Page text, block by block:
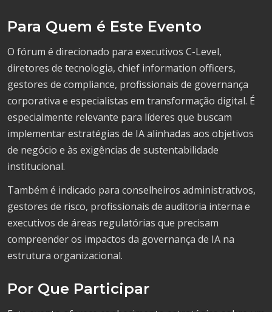
Para Quem é Este Evento
O fórum é direcionado para executivos C-Level,
diretores de tecnologia, chief information officers,
gestores de compliance, profissionais de governança
corporativa e especialistas em transformação digital. É
especialmente relevante para líderes que buscam
implementar estratégias de IA alinhadas aos objetivos
de negócio e às exigências de sustentabilidade
institucional.
Também é indicado para conselheiros administrativos,
gestores de risco, profissionais de auditoria interna e
executivos de áreas regulatórias que precisam
compreender os impactos da governança de IA na
estrutura organizacional.
Por Que Participar